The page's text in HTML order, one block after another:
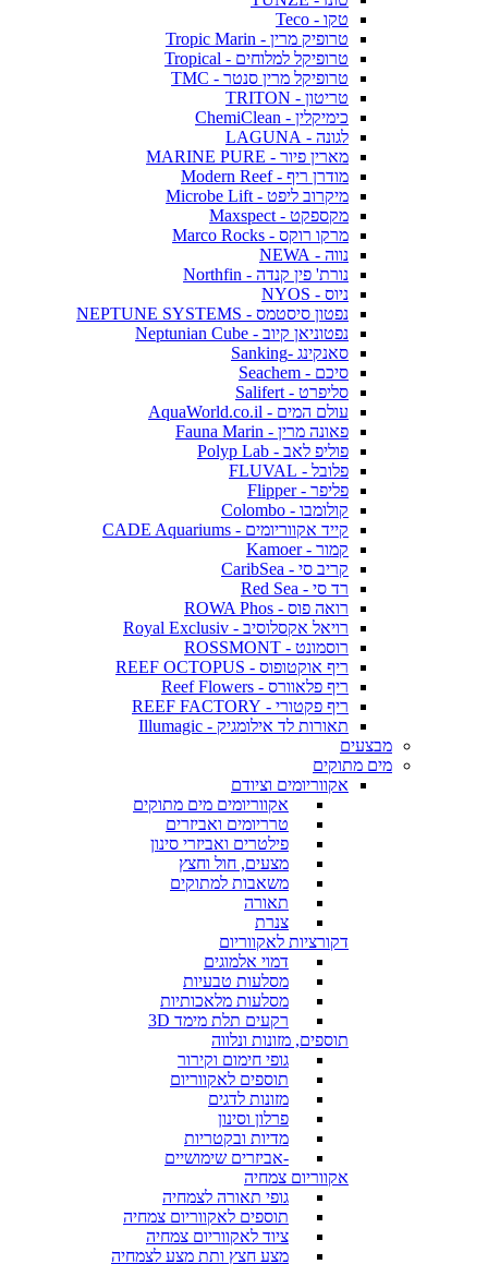
טקו - Teco
טרופיק מרין - Tropic Marin
טרופיקל למלוחים - Tropical
טרופיקל מרין סנטר - TMC
טריטון - TRITON
כימיקלין - ChemiClean
לגונה - LAGUNA
מארין פיור - MARINE PURE
מודרן ריף - Modern Reef
מיקרוב ליפט - Microbe Lift
מקספקט - Maxspect
מרקו רוקס - Marco Rocks
נווה - NEWA
נורת' פין קנדה - Northfin
ניוס - NYOS
נפטון סיסטמס - NEPTUNE SYSTEMS
נפטוניאן קיוב - Neptunian Cube
סאנקינג -Sanking
סיכם - Seachem
סליפרט - Salifert
עולם המים - AquaWorld.co.il
פאונה מרין - Fauna Marin
פוליפ לאב - Polyp Lab
פלובל - FLUVAL
פליפר - Flipper
קולומבו - Colombo
קייד אקווריומים - CADE Aquariums
קמור - Kamoer
קריב סי - CaribSea
רד סי - Red Sea
רואה פוס - ROWA Phos
רויאל אקסלוסיב - Royal Exclusiv
רוסמונט - ROSSMONT
ריף אוקטופוס - REEF OCTOPUS
ריף פלאוורס - Reef Flowers
ריף פקטורי - REEF FACTORY
תאורות לד אילומגיק - Illumagic
מבצעים
מים מתוקים
אקווריומים וציודם
אקווריומים מים מתוקים
טרריומים ואביזרים
פילטרים ואביזרי סינון
מצעים, חול וחצץ
משאבות למתוקים
תאורה
צנרת
דקורציות לאקווריום
דמוי אלמוגים
מסלעות טבעיות
מסלעות מלאכותיות
רקעים תלת מימד 3D
תוספים, מזונות ונלווה
גופי חימום וקירור
תוספים לאקווריום
מזונות לדגים
פרלון וסינון
מדיות ובקטריות
-אביזרים שימושיים
אקווריום צמחיה
גופי תאורה לצמחיה
תוספים לאקווריום צמחיה
ציוד לאקווריום צמחיה
מצע חצץ ותת מצע לצמחיה